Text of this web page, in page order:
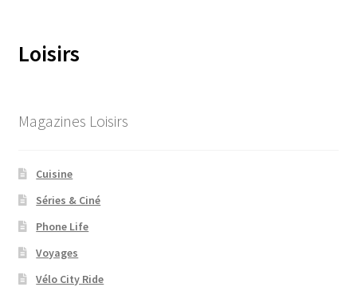
Loisirs
Magazines Loisirs
Cuisine
Séries & Ciné
Phone Life
Voyages
Vélo City Ride